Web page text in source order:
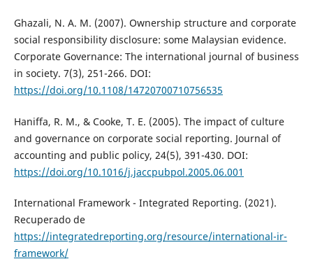
Ghazali, N. A. M. (2007). Ownership structure and corporate
social responsibility disclosure: some Malaysian evidence.
Corporate Governance: The international journal of business
in society. 7(3), 251-266. DOI:
https://doi.org/10.1108/14720700710756535
Haniffa, R. M., & Cooke, T. E. (2005). The impact of culture
and governance on corporate social reporting. Journal of
accounting and public policy, 24(5), 391-430. DOI:
https://doi.org/10.1016/j.jaccpubpol.2005.06.001
International Framework - Integrated Reporting. (2021).
Recuperado de
https://integratedreporting.org/resource/international-ir-
framework/